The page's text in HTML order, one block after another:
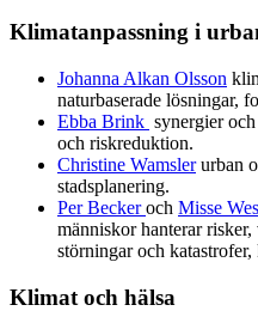
Klimatanpassning i
Johanna Alkan Olsson
naturbaserade lösningar,
Ebba Brink synergier
och riskreduktion.
Christine Wamslerurban
stadsplanering.
Per Beckeroch Misse
människor hanterar
störningar och
Klimat och hälsa